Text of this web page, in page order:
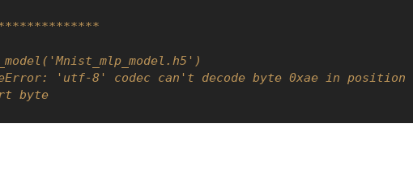
'utf-8' codec can't decode byte 0xae in position
byte